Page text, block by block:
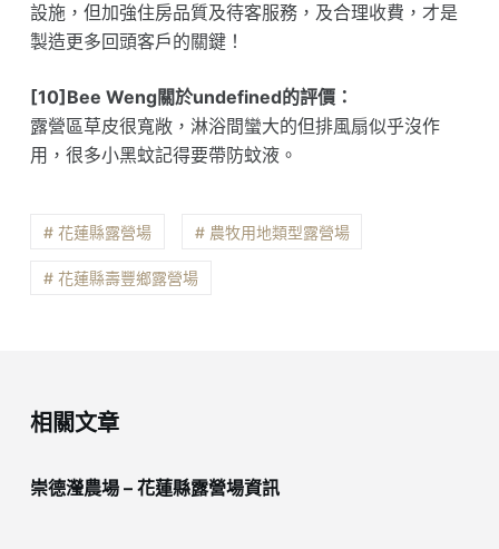
設施，但加強住房品質及待客服務，及合理收費，才是
製造更多回頭客戶的關鍵！
[10]Bee Weng關於undefined的評價：
露營區草皮很寬敞，淋浴間蠻大的但排風扇似乎沒作
用，很多小黑蚊記得要帶防蚊液。
# 花蓮縣露營場 # 農牧用地類型露營場
# 花蓮縣壽豐鄉露營場
相關文章
崇德瀅農場 – 花蓮縣露營場資訊